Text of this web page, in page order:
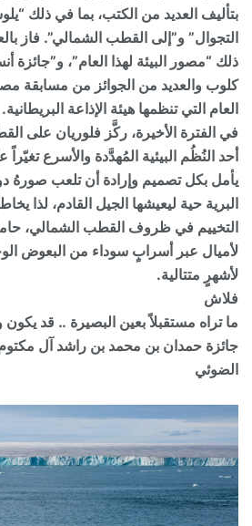
بتأليف العديد من الكتب، بما في ذلك
التجوال” و”إلى القطب الشمالي”. فاز
ذلك “مصور البيئة لهذا العام”، و”جائزة
كلوب والعديد من الجوائز من مسابقة
العام التي تنظمها هيئة الإذاعة البريطانية.
في الفترة الأخيرة، ركَّز فلوريان على
أحد النُظُم البيئية المُهدَّدة والأسرع
يأمل بكل تصميم وإرادة أن تلعب صورهُ
البرية حية ليعيشها الجيل القادم، لذا
التخييم في ظروف القطب الشمالي،
لأميال عبر أسرابٍ سوداء من البعوض
لأشهرٍ متتالية.
فلاش
ما تراه مستقبلاً بعين البصيرة .. قد
جائزة حمدان بن محمد بن راشد آل مكتوم
الضوئي